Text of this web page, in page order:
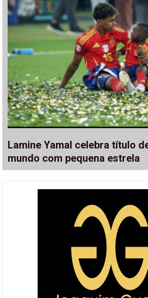
Lamine Yamal celebra título
mundo com pequena estrela